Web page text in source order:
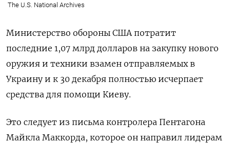
The U.S. National Archives
Министерство обороны США потратит
последние 1,07 млрд долларов на закупку нового
оружия и техники взамен отправляемых в
Украину и к 30 декабря полностью исчерпает
средства для помощи Киеву.
Это следует из письма контролера Пентагона
Майкла Маккорда, которое он направил лидерам